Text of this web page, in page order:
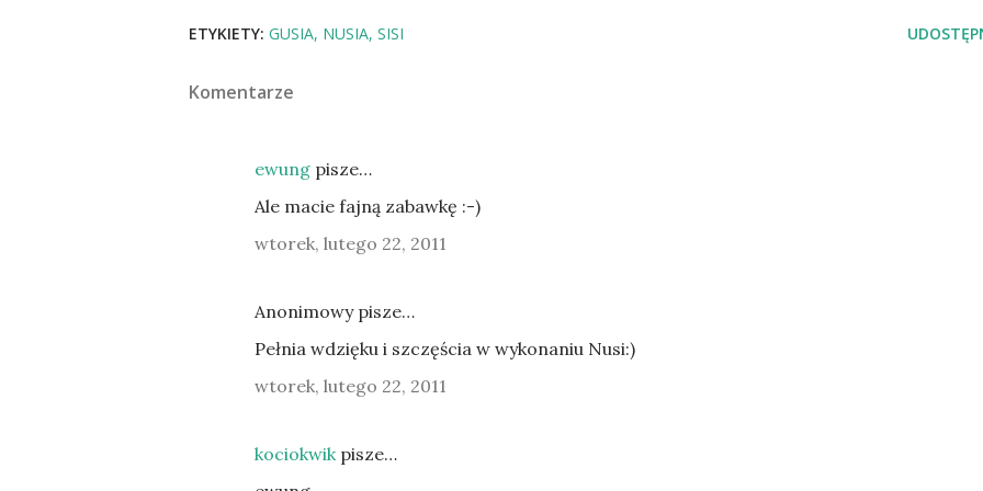
ETYKIETY: GUSIA NUSIA SISI
Komentarze
ewung pisze…
Ale macie fajną zabawkę :-)
wtorek, lutego 22, 2011
Anonimowy pisze…
Pełnia wdzięku i szczęścia w wykonaniu Nusi:)
wtorek, lutego 22, 2011
kociokwik pisze…